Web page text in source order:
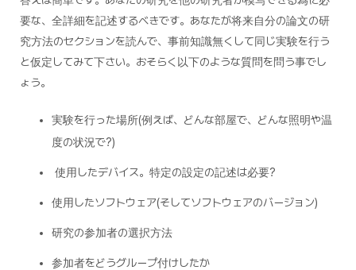
要な、全詳細を記述するべきです。あなたが将来自分の論文の研
究方法のセクションを読んで、事前知識無くして同じ実験を行う
と仮定してみて下さい。おそらく以下のような質問を問う事でし
ょう。
実験を行った場所(例えば、どんな部屋で、どんな照明や温
度の状況で?)
使用したデバイス。特定の設定の記述は必要?
使用したソフトウェア(そしてソフトウェアのバージョン)
研究の参加者の選択方法
参加者をどうグループ付けしたか